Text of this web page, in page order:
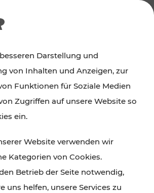
und das Burgenland
und Gastronomie,
purer Naturgenuss – viele
mit den Ticket- und Fahrplan-
gut und schnell erreichbar.
Darstellung und
von Inhalten und Anzeigen, zur
Funktionen für Soziale Medien
Zugriffen auf unsere Website so
ein.
Website verwenden wir
Kategorien von Cookies.
Betrieb der Seite notwendig,
uns helfen, unsere Services zu